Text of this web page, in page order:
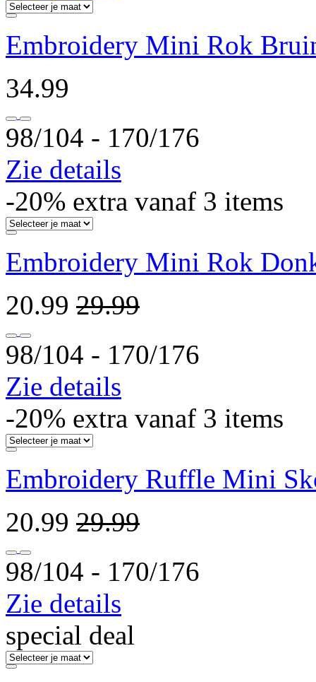
Embroidery Mini Rok
34.99
98/104 ‐ 170/176
Zie details
-20% extra vanaf 3 items
Embroidery Mini Rok
20.99 29.99
98/104 ‐ 170/176
Zie details
-20% extra vanaf 3 items
Embroidery Ruffle Mini
20.99 29.99
98/104 ‐ 170/176
Zie details
special deal